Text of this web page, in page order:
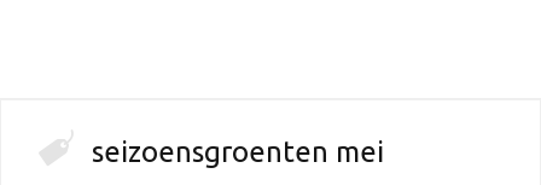
seizoensgroenten mei